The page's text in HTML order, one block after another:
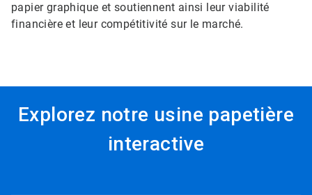
papier graphique et soutiennent ainsi leur viabilité
financière et leur compétitivité sur le marché.
Explorez notre usine papetière
interactive